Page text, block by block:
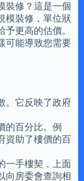
裝修？這是一個
模裝修，單位狀
更高的估價。
可能導致您需要
。它反映了政府
的百分比。例
資助了樓價的百
一手樓契，上面
向房委會查詢相